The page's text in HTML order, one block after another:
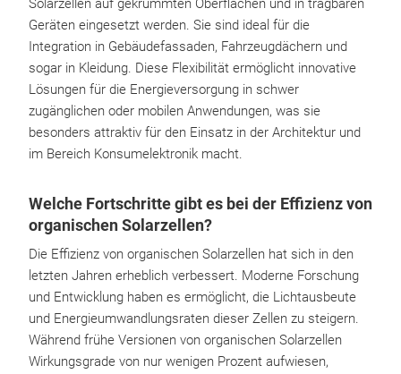
Solarzellen auf gekrümmten Oberflächen und in tragbaren
Geräten eingesetzt werden. Sie sind ideal für die
Integration in Gebäudefassaden, Fahrzeugdächern und
sogar in Kleidung. Diese Flexibilität ermöglicht innovative
Lösungen für die Energieversorgung in schwer
zugänglichen oder mobilen Anwendungen, was sie
besonders attraktiv für den Einsatz in der Architektur und
im Bereich Konsumelektronik macht.
Welche Fortschritte gibt es bei der Effizienz von
organischen Solarzellen?
Die Effizienz von organischen Solarzellen hat sich in den
letzten Jahren erheblich verbessert. Moderne Forschung
und Entwicklung haben es ermöglicht, die Lichtausbeute
und Energieumwandlungsraten dieser Zellen zu steigern.
Während frühe Versionen von organischen Solarzellen
Wirkungsgrade von nur wenigen Prozent aufwiesen,